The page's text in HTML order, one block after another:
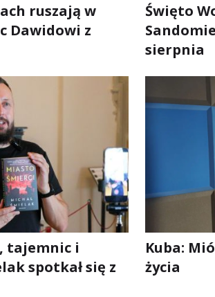
ruszają w
Dawidowi z
Święto
sierpnia
tajemnic i
spotkał się z
Kuba:
życia